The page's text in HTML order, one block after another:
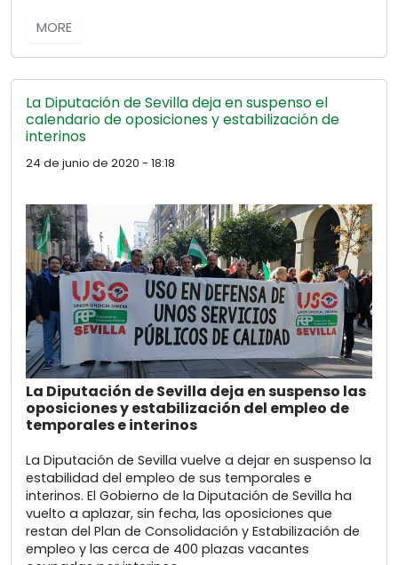
MORE
La Diputación de Sevilla deja en suspenso el
calendario de oposiciones y estabilización de
interinos
24 de junio de 2020 - 18:18
La Diputación de Sevilla deja en suspenso las
oposiciones y estabilización del empleo de
temporales e interinos
La Diputación de Sevilla vuelve a dejar en suspenso la
estabilidad del empleo de sus temporales e
interinos. El Gobierno de la Diputación de Sevilla ha
vuelto a aplazar, sin fecha, las oposiciones que
restan del Plan de Consolidación y Estabilización de
empleo y las cerca de 400 plazas vacantes